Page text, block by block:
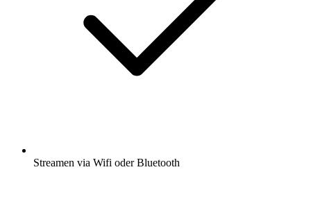
Streamen via Wifi oder Bluetooth